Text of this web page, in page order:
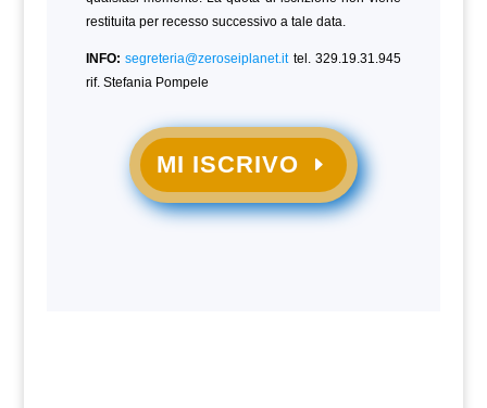
restituita per recesso successivo a tale data.
INFO: segreteria@zeroseiplanet.ittel. 329.19.31.945
rif. Stefania Pompele
MI ISCRIVO